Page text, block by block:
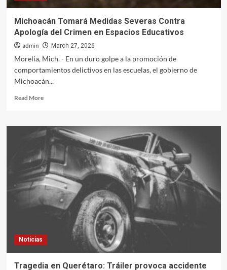
Michoacán Tomará Medidas Severas Contra
Apología del Crimen en Espacios Educativos
admin March 27, 2026
Morelia, Mich. - En un duro golpe a la promoción de
comportamientos delictivos en las escuelas, el gobierno de
Michoacán...
Read MoreRead
Michoacán
Tomará
Medidas
Severas
Contra
Apología
del
Crimen
en
Espacios
Noticias
Tragedia en Querétaro: Tráiler provoca accidente